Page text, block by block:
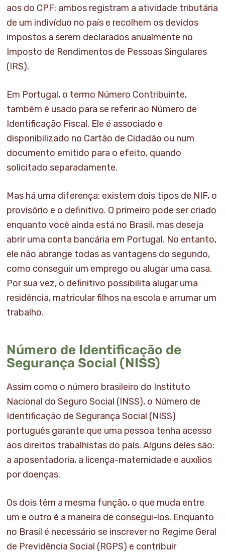
aos do CPF: ambos registram a atividade tributária
de um indivíduo no país e recolhem os devidos
impostos a serem declarados anualmente no
Imposto de Rendimentos de Pessoas Singulares
(IRS).
Em Portugal, o termo Número Contribuinte,
também é usado para se referir ao Número de
Identificação Fiscal. Ele é associado e
disponibilizado no Cartão de Cidadão ou num
documento emitido para o efeito, quando
solicitado separadamente.
Mas há uma diferença: existem dois tipos de NIF, o
provisório e o definitivo. O primeiro pode ser criado
enquanto você ainda está no Brasil, mas deseja
abrir uma conta bancária em Portugal. No entanto,
ele não abrange todas as vantagens do segundo,
como conseguir um emprego ou alugar uma casa.
Por sua vez, o definitivo possibilita alugar uma
residência, matricular filhos na escola e arrumar um
trabalho.
Número de Identificação de
Segurança Social (NISS)
Assim como o número brasileiro do Instituto
Nacional do Seguro Social (INSS), o Número de
Identificação de Segurança Social (NISS)
português garante que uma pessoa tenha acesso
aos direitos trabalhistas do país. Alguns deles são:
a aposentadoria, a licença-maternidade e auxílios
por doenças.
Os dois têm a mesma função, o que muda entre
um e outro é a maneira de consegui-los. Enquanto
no Brasil é necessário se inscrever no Regime Geral
de Previdência Social (RGPS) e contribuir